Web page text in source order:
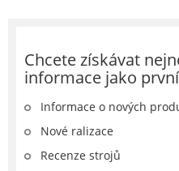
Chcete získávat
informace jako
Informace o nových
Nové ralizace
Recenze strojů